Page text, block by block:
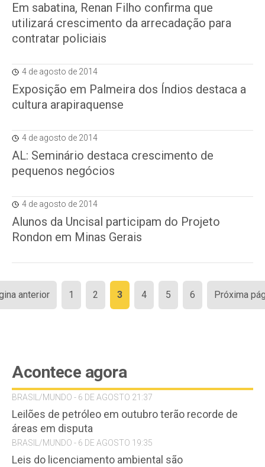
Em sabatina, Renan Filho confirma que
utilizará crescimento da arrecadação para
contratar policiais
4 de agosto de 2014
Exposição em Palmeira dos Índios destaca a
cultura arapiraquense
4 de agosto de 2014
AL: Seminário destaca crescimento de
pequenos negócios
4 de agosto de 2014
Alunos da Uncisal participam do Projeto
Rondon em Minas Gerais
Paginação
de
anterior 1 2 3 4 5 6 Próxima
Acontece agora
BRASIL/MUNDO - 6 DE AGOSTO 21:37
Leilões de petróleo em outubro terão recorde de
áreas em disputa
BRASIL/MUNDO - 6 DE AGOSTO 19:35
Leis do licenciamento ambiental são